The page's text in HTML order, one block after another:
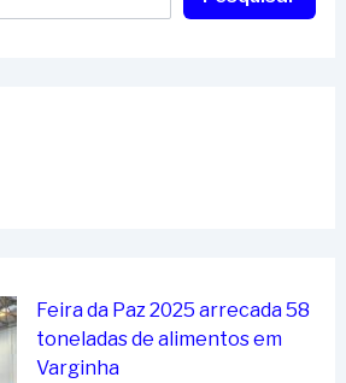
Feira da Paz 2025 arrecada 58
toneladas de alimentos em
Varginha